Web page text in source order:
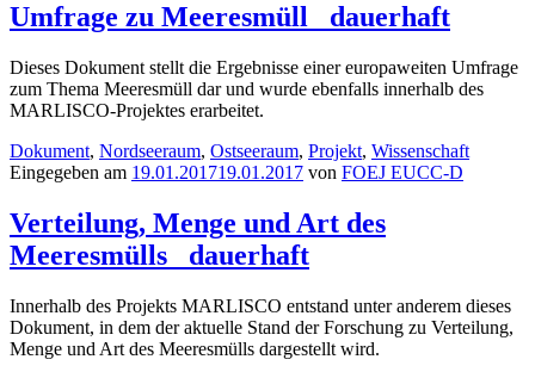
Umfrage zu Meeresmüll dauerhaft
Dieses Dokument stellt die Ergebnisse einer europaweiten Umfrage
zum Thema Meeresmüll dar und wurde ebenfalls innerhalb des
MARLISCO-Projektes erarbeitet.
Dokument, Nordseeraum, Ostseeraum, Projekt, Wissenschaft
Eingegeben am 19.01.201719.01.2017 von FOEJ EUCC-D
Verteilung, Menge und Art des
Meeresmülls dauerhaft
Innerhalb des Projekts MARLISCO entstand unter anderem dieses
Dokument, in dem der aktuelle Stand der Forschung zu Verteilung,
Menge und Art des Meeresmülls dargestellt wird.